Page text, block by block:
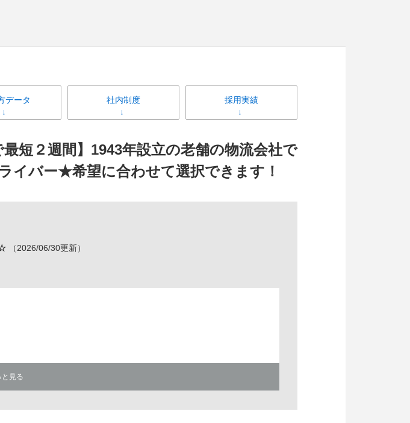
データ 社内制度 採用実績
短２週間】1943年設立の老舗の物流会社で
イバー★希望に合わせて選択できます！
（2026/06/30更新）
と見る